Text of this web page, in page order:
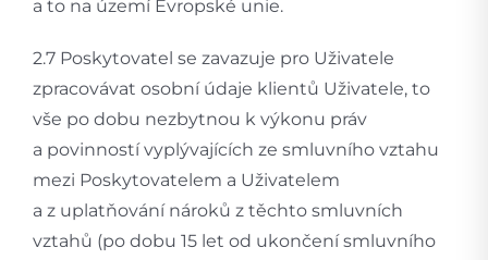
a to na území Evropské unie.
2.7 Poskytovatel se zavazuje pro Uživatele
zpracovávat osobní údaje klientů Uživatele, to
vše po dobu nezbytnou k výkonu práv
a povinností vyplývajících ze smluvního vztahu
mezi Poskytovatelem a Uživatelem
a z uplatňování nároků z těchto smluvních
vztahů (po dobu 15 let od ukončení smluvního